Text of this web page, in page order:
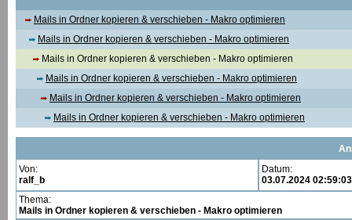
Mails in Ordner kopieren & verschieben - Makro optimieren
Mails in Ordner kopieren & verschieben - Makro optimieren
Mails in Ordner kopieren & verschieben - Makro optimieren
Mails in Ordner kopieren & verschieben - Makro optimieren
Mails in Ordner kopieren & verschieben - Makro optimieren
Mails in Ordner kopieren & verschieben - Makro optimieren
Von:
ralf_b
Datum:
03.07.2024 02:59:03
Thema:
Mails in Ordner kopieren & verschieben - Makro optimieren